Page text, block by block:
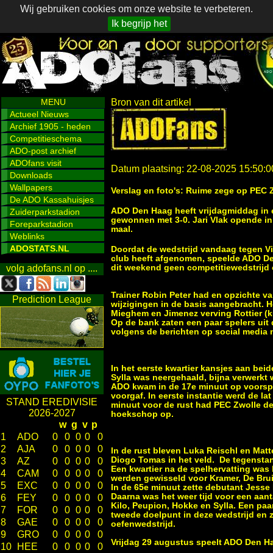
Wij gebruiken cookies om onze website te verbeteren.
Ik begrijp het
MENU
Actueel Nieuws
Archief 1905 - heden
Competitieschema
ADO-post archief
ADOfans visit
Downloads
Wallpapers
De ADO Kassahuisjes
Zuiderparkstadion
Foreparkstadion
Weblinks
ADOSTATS.NL
volg adofans.nl op ....
Prediction League
STAND EREDIVISIE
2026-2027
w g v p
1
ADO 0 0 0 0
0
2
AJA 0 0 0 0
0
3
AZ 0 0 0 0
0
4
CAM 0 0 0 0
0
5
EXC 0 0 0 0
0
6
FEY 0 0 0 0
0
7
FOR 0 0 0 0
0
8
GAE 0 0 0 0
0
9
GRO 0 0 0 0
0
10
HEE 0 0 0 0
0
Bron van dit artikel
Datum plaatsing: 22-08-2025
Verslag en foto's: Ruime zege op PEC
ADO Den Haag heeft vrijdagmiddag
gewonnen met 3-0. Jari Vlak opende
maal.
Doordat de wedstrijd vandaag tegen
club heeft afgenomen, speelde ADO
dit weekend geen competitiewedstrijd
Trainer Robin Peter had en opzichte
wijzigingen in de basis aangebracht.
Mieghem en Jimenez verving Rottier
Op de bank zaten een paar spelers
volgens de berichten op social media
In het eerste kwartier kansjes aan
Sylla was neergehaald, bijna
ADO kwam in de 17e minuut op
voorgaf. In eerste instantie werd de
minuut voor de rust had PEC Zwolle
hoekschop op.
In de rust bleven Luka Reischl en
Diogo Tomas in het veld. De
Een kwartier na de spelhervatting
werden gewisseld voor Kramer, De
In de 65e minuut zette debutant
Daarna was het weer tijd voor een
Kilo, Peupion, Hokke en Sylla. Een
tweede doelpunt in deze wedstrijd en
oefenwedstrijd.
Vrijdag 29 augustus speelt ADO Den